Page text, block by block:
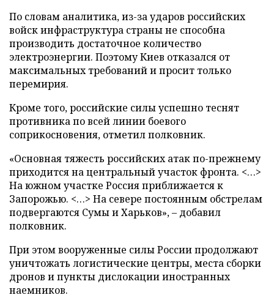
По словам аналитика, из-за ударов российских
войск инфраструктура страны не способна
производить достаточное количество
электроэнергии. Поэтому Киев отказался от
максимальных требований и просит только
перемирия.
Кроме того, российские силы успешно теснят
противника по всей линии боевого
соприкосновения, отметил полковник.
«Основная тяжесть российских атак по-прежнему
приходится на центральный участок фронта. <…>
На южном участке Россия приближается к
Запорожью. <…> На севере постоянным обстрелам
подвергаются Сумы и Харьков», – добавил
полковник.
При этом вооруженные силы России продолжают
уничтожать логистические центры, места сборки
дронов и пункты дислокации иностранных
наемников.